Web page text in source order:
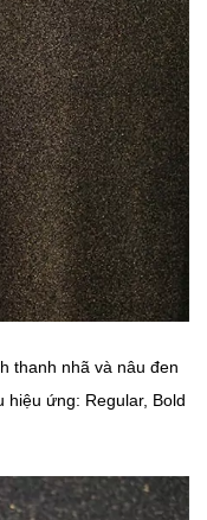
thanh nhã và nâu đen
hiệu ứng: Regular, Bold